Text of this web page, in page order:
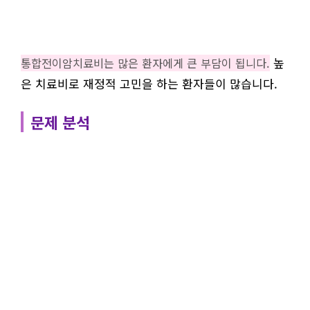
통합전이암치료비는 많은 환자에게 큰 부담이 됩니다. 높
은 치료비로 재정적 고민을 하는 환자들이 많습니다.
문제 분석